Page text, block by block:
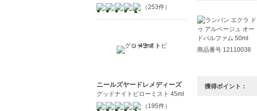
商品番号 12110038
獲得ポイント：
（253件）
ニールズヤードレメディーズ
グッドナイトピローミスト 45ml
（195件）